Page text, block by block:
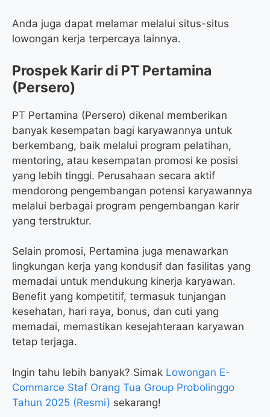
Anda juga dapat melamar melalui situs-situs
lowongan kerja terpercaya lainnya.
Prospek Karir di PT Pertamina
(Persero)
PT Pertamina (Persero) dikenal memberikan
banyak kesempatan bagi karyawannya untuk
berkembang, baik melalui program pelatihan,
mentoring, atau kesempatan promosi ke posisi
yang lebih tinggi. Perusahaan secara aktif
mendorong pengembangan potensi karyawannya
melalui berbagai program pengembangan karir
yang terstruktur.
Selain promosi, Pertamina juga menawarkan
lingkungan kerja yang kondusif dan fasilitas yang
memadai untuk mendukung kinerja karyawan.
Benefit yang kompetitif, termasuk tunjangan
kesehatan, hari raya, bonus, dan cuti yang
memadai, memastikan kesejahteraan karyawan
tetap terjaga.
Ingin tahu lebih banyak? Simak Lowongan E-
Commarce Staf Orang Tua Group Probolinggo
Tahun 2025 (Resmi) sekarang!